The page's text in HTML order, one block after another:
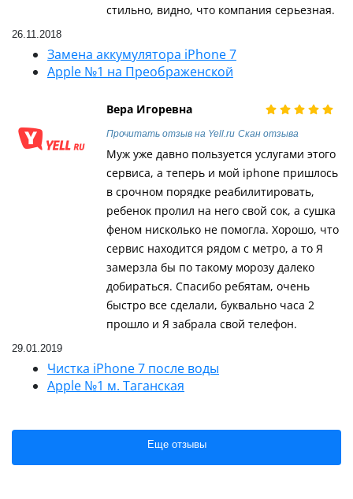
стильно, видно, что компания серьезная.
26.11.2018
Замена аккумулятора iPhone 7
Apple №1 на Преображенской
Вера Игоревна
Прочитать отзыв на Yell.ru Скан отзыва
Муж уже давно пользуется услугами этого
сервиса, а теперь и мой iphone пришлось
в срочном порядке реабилитировать,
ребенок пролил на него свой сок, а сушка
феном нисколько не помогла. Хорошо, что
сервис находится рядом с метро, а то Я
замерзла бы по такому морозу далеко
добираться. Спасибо ребятам, очень
быстро все сделали, буквально часа 2
прошло и Я забрала свой телефон.
29.01.2019
Чистка iPhone 7 после воды
Apple №1 м. Таганская
Еще отзывы